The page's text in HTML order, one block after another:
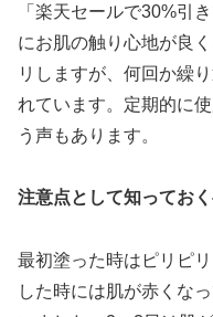
「楽天セールで30%引
にお肌の触り心地が良
リしますが、何回か繰
れています。定期的に
う声もあります。
注意点として知ってお
最初塗った時はピリピ
した時には肌が赤くな